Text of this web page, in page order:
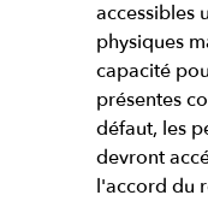
accessibles
physiques
capacité
présentes
défaut, les
devront
l'accord du